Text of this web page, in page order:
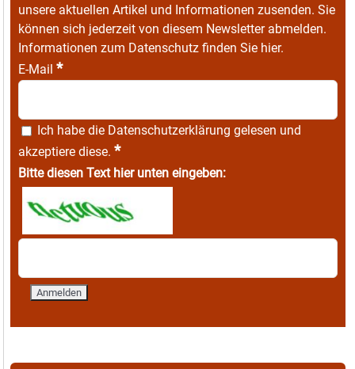
unsere aktuellen Artikel und Informationen zusenden. Sie
können sich jederzeit von diesem Newsletter abmelden.
Informationen zum Datenschutz finden Sie hier.
E-Mail *
Ich habe die Datenschutzerklärung gelesen und
akzeptiere diese. *
Bitte diesen Text hier unten eingeben: